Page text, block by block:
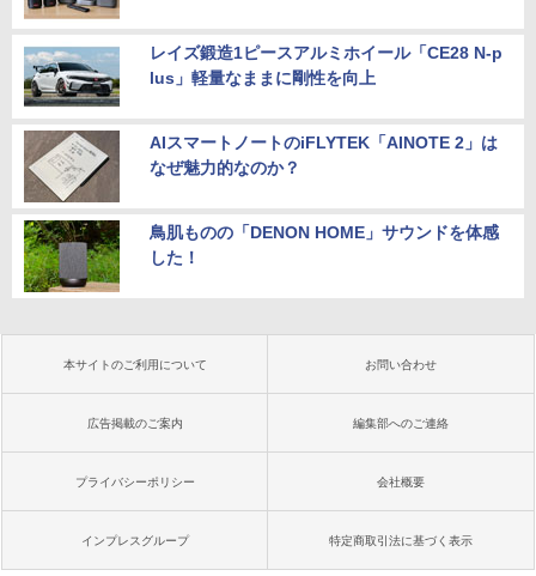
レイズ鍛造1ピースアルミホイール「CE28 N-p
lus」軽量なままに剛性を向上
AIスマートノートのiFLYTEK「AINOTE 2」は
なぜ魅力的なのか？
鳥肌ものの「DENON HOME」サウンドを体感
した！
本サイトのご利用について お問い合わせ
広告掲載のご案内 編集部へのご連絡
プライバシーポリシー 会社概要
インプレスグループ 特定商取引法に基づく表示